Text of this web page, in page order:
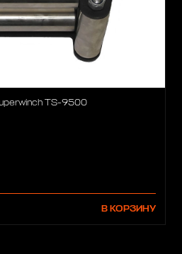
TS-9500
В КОРЗИНУ